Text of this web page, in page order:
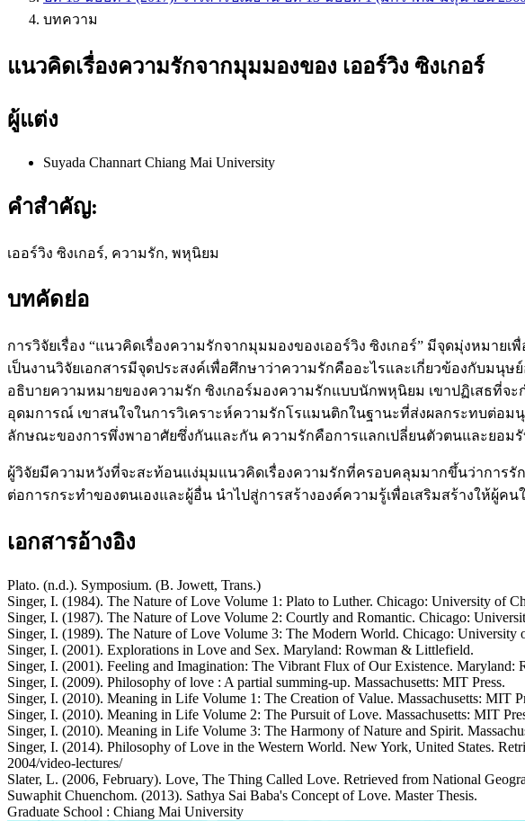
บทความ
แนวคิดเรื่องความรักจากมุมมองของ เออร์วิง ซิงเกอร์
ผู้แต่ง
Suyada Channart Chiang Mai University
คำสำคัญ:
เออร์วิง ซิงเกอร์, ความรัก, พหุนิยม
บทคัดย่อ
การวิจัยเรื่อง “แนวคิดเรื่องความรักจากมุมมองของเออร์วิง ซิงเกอร์” มีจุดมุ่งหมา
เป็นงานวิจัยเอกสารมีจุดประสงค์เพื่อศึกษาว่าความรักคืออะไรและเกี่ยวข้องกับมนุษ
อธิบายความหมายของความรัก ซิงเกอร์มองความรักแบบนักพหุนิยม เขาปฏิเสธที่
อุดมการณ์ เขาสนใจในการวิเคราะห์ความรักโรแมนติกในฐานะที่ส่งผลกระทบต่อ
ลักษณะของการพึ่งพาอาศัยซึ่งกันและกัน ความรักคือการแลกเปลี่ยนตัวตนและยอ
ผู้วิจัยมีความหวังที่จะสะท้อนแง่มุมแนวคิดเรื่องความรักที่ครอบคลุมมากขึ้นว่าการรั
ต่อการกระทำของตนเองและผู้อื่น นำไปสู่การสร้างองค์ความรู้เพื่อเสริมสร้างให้ผู้
เอกสารอ้างอิง
Plato. (n.d.). Symposium. (B. Jowett, Trans.)
Singer, I. (1984). The Nature of Love Volume 1: Plato to Luther. Chicago: University of
Singer, I. (1987). The Nature of Love Volume 2: Courtly and Romantic. Chicago:
Singer, I. (1989). The Nature of Love Volume 3: The Modern World. Chicago: University
Singer, I. (2001). Explorations in Love and Sex. Maryland: Rowman & Littlefield.
Singer, I. (2001). Feeling and Imagination: The Vibrant Flux of Our Existence. Maryland:
Singer, I. (2009). Philosophy of love : A partial summing-up. Massachusetts: MIT Press.
Singer, I. (2010). Meaning in Life Volume 1: The Creation of Value. Massachusetts: MIT
Singer, I. (2010). Meaning in Life Volume 2: The Pursuit of Love. Massachusetts: MIT
Singer, I. (2010). Meaning in Life Volume 3: The Harmony of Nature and Spirit.
Singer, I. (2014). Philosophy of Love in the Western World. New York, United States.
2004/video-lectures/
Slater, L. (2006, February). Love, The Thing Called Love. Retrieved from National
Suwaphit Chuenchom. (2013). Sathya Sai Baba's Concept of Love. Master Thesis.
Graduate School : Chiang Mai University